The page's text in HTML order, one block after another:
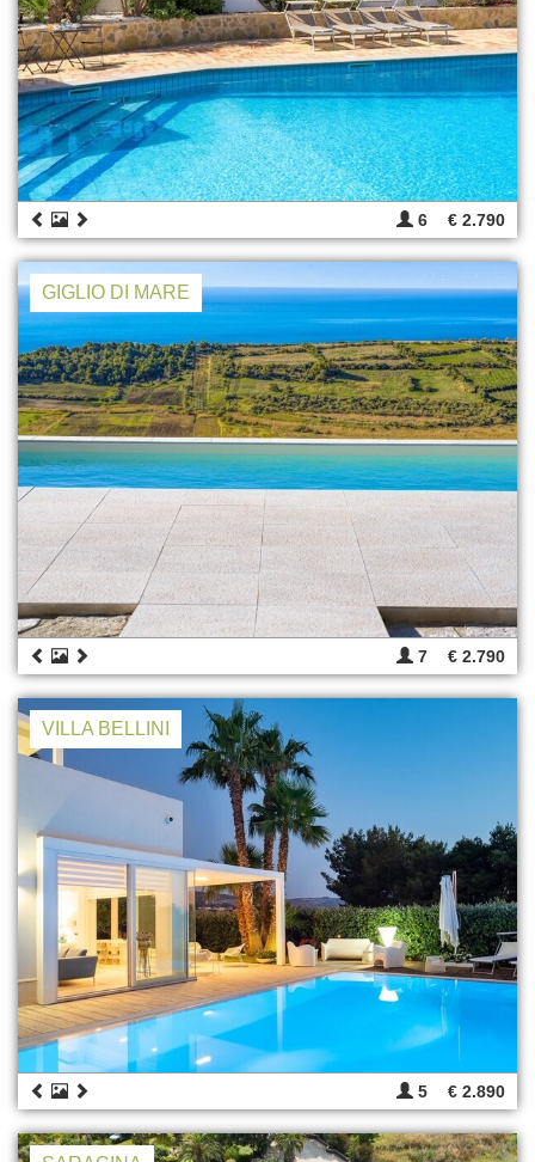
6 € 2.790
GIGLIO DI MARE
7 € 2.790
VILLA BELLINI
5 € 2.890